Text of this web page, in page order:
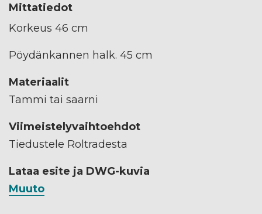
Mittatiedot
Korkeus 46 cm
Pöydänkannen halk. 45 cm
Materiaalit
Tammi tai saarni
Viimeistelyvaihtoehdot
Tiedustele Roltradesta
Lataa esite ja DWG-kuvia
Muuto